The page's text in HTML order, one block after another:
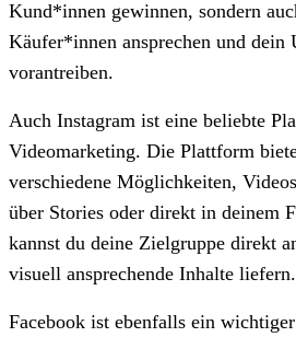
Kund*innen gewinnen, sondern
Käufer*innen ansprechen und dein
vorantreiben.
Auch Instagram ist eine beliebte
Videomarketing. Die Plattform
verschiedene Möglichkeiten,
über Stories oder direkt in deinem
kannst du deine Zielgruppe direkt
visuell ansprechende Inhalte liefern.
Facebook ist ebenfalls ein